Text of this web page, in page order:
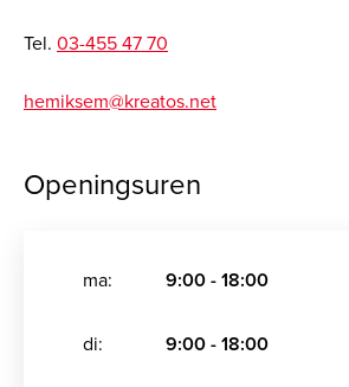
Tel. 03-455 47 70
hemiksem@kreatos.net
Openingsuren
ma: 9:00 - 18:00
di: 9:00 - 18:00